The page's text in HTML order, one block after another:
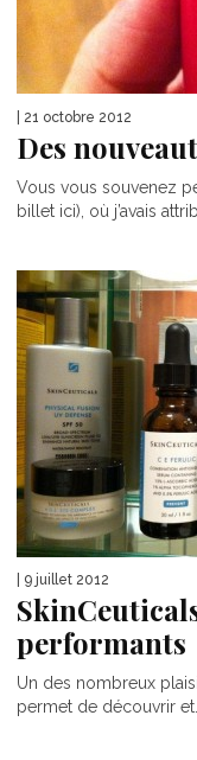
| 21 octobre 2012
Des
Vous vous souvenez
billet ici), où j’avais
| 9 juillet 2012
performants
Un des nombreux
permet de découvrir et...